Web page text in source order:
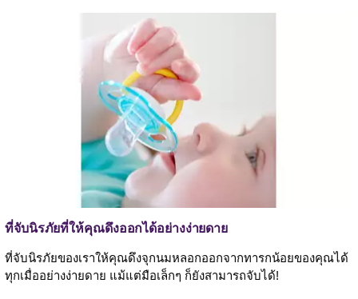
ที่จับนิรภัยที่ให้คุณดึงออกได้อย่างง่ายดาย
ที่จับนิรภัยของเราให้คุณดึงจุกนมหลอกออกจากทารกน้อยของคุณได้
ทุกเมื่ออย่างง่ายดาย แม้แต่มือเล็กๆ ก็ยังสามารถจับได้!